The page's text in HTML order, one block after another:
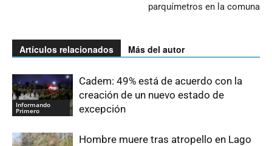
parquímetros en la comuna
Artículos relacionados Más del autor
Informando
Primero
Cadem: 49% está de acuerdo con la
creación de un nuevo estado de
excepción
Hombre muere tras atropello en Lago